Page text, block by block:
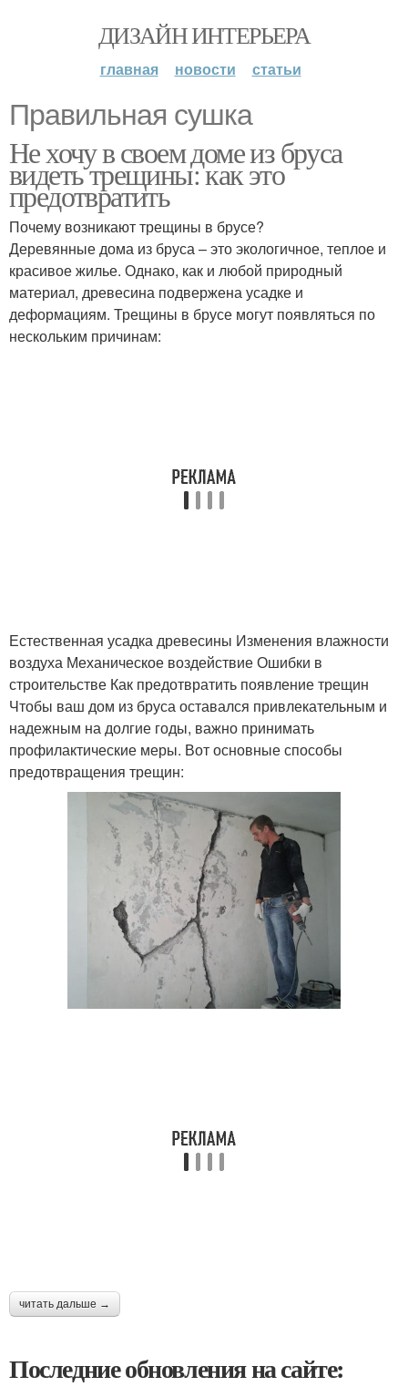
ДИЗАЙН ИНТЕРЬЕРА
главная новости статьи
Правильная сушка
Не хочу в своем доме из бруса
видеть трещины: как это
предотвратить
Почему возникают трещины в брусе?
Деревянные дома из бруса – это экологичное, теплое и
красивое жилье. Однако, как и любой природный
материал, древесина подвержена усадке и
деформациям. Трещины в брусе могут появляться по
нескольким причинам:
Естественная усадка древесины Изменения влажности
воздуха Механическое воздействие Ошибки в
строительстве Как предотвратить появление трещин
Чтобы ваш дом из бруса оставался привлекательным и
надежным на долгие годы, важно принимать
профилактические меры. Вот основные способы
предотвращения трещин:
читать дальше →
Последние обновления на сайте: